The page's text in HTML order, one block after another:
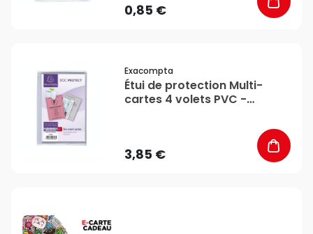
0,85 €
Exacompta
Étui de protection Multi-
cartes 4 volets PVC -
3,85 €